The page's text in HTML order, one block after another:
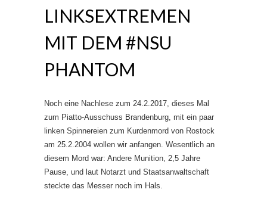
LINKSEXTREMEN
MIT DEM #NSU
PHANTOM
Noch eine Nachlese zum 24.2.2017, dieses Mal
zum Piatto-Ausschuss Brandenburg, mit ein paar
linken Spinnereien zum Kurdenmord von Rostock
am 25.2.2004 wollen wir anfangen. Wesentlich an
diesem Mord war: Andere Munition, 2,5 Jahre
Pause, und laut Notarzt und Staatsanwaltschaft
steckte das Messer noch im Hals.